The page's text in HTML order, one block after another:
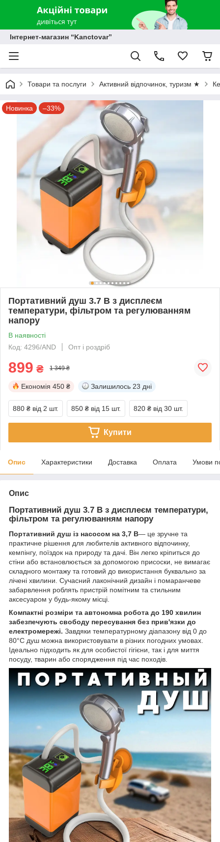
Інтернет-магазин “Kanctovar”
Товари та послуги Активний відпочинок, туризм ★
Новинка –33%
Портативний душ 3.7 В з дисплеєм
температури, фільтром та регулюванням
напору
В наявності
Код: 4296/AND
Опт і роздріб
899 ₴ 1 349 ₴
Економія 450 ₴ Залишилось 23 дні
880 ₴ від 2 шт. 850 ₴ від 15 шт. 820 ₴ від 30 шт.
Купити
Опис Характеристики Доставка Оплата Умови
Опис
Портативний душ 3.7 В з дисплеєм температури,
фільтром та регулюванням напору
Портативний душ із насосом на 3,7 В— це зручне та
практичне рішення для любителів активного відпочинку,
кемпінгу, поїздок на природу та дачі. Він легко кріпиться до
стіни або встановлюється за допомогою присоски, не вимагає
складного монтажу та готовий до використання буквально за
лічені хвилини. Сучасний лаконічний дизайн і помаранчеве
забарвлення роблять пристрій помітним та стильним
аксесуаром у будь-якому місці.
Компактні розміри та автономна робота до 190 хвилин
забезпечують свободу пересування без прив'язки до
електромережі. Завдяки температурному діапазону від 0 до
80°C душ можна використовувати в різних погодних умовах.
Ідеально підходить як для особистої гігієни, так і для миття
посуду, тварин або спорядження під час походів.